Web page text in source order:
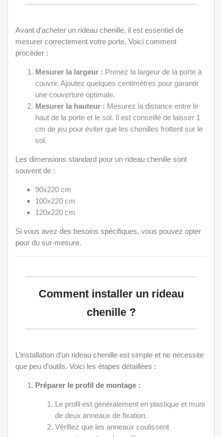
Avant d’acheter un rideau chenille, il est essentiel de
mesurer correctement votre porte. Voici comment
procéder :
Mesurer la largeur : Prenez la largeur de la porte à
couvrir. Ajoutez quelques centimètres pour garantir
une couverture optimale.
Mesurer la hauteur : Mesurez la distance entre le
haut de la porte et le sol. Il est conseillé de laisser 1
cm de jeu pour éviter que les chenilles frottent sur le
sol.
Les dimensions standard pour un rideau chenille sont
souvent de :
90x220 cm
100x220 cm
120x220 cm
Si vous avez des besoins spécifiques, vous pouvez opter
pour du sur-mesure.
Comment installer un rideau
chenille ?
L’installation d’un rideau chenille est simple et ne nécessite
que peu d’outils. Voici les étapes détaillées :
Préparer le profil de montage :
Le profil est généralement en plastique et muni
de deux anneaux de fixation.
Vérifiez que les anneaux coulissent